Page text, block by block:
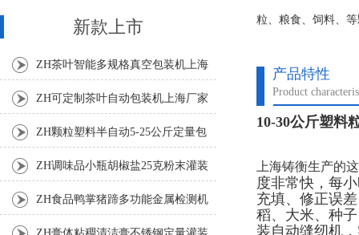
粒、粮食、饲料、
产品特性
Product
10-30公斤塑料
上海铸衡生产的
度非常快，每
充填、修正误
稻、大米、种
装自动缝纫机
新款上市
ZH茶叶智能多规格真空包装机上海
厂家 ZH可定制茶叶自动包装机上海厂家
ZH颗粒塑料半自动5-25公斤定量包
装机 ZH调味品小瓶胡椒盐25克粉末灌装
ZH食品鸭掌猪蹄多功能金属检测机